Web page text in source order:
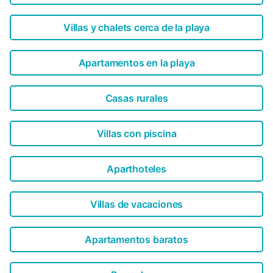
Villas y chalets cerca de la playa
Apartamentos en la playa
Casas rurales
Villas con piscina
Aparthoteles
Villas de vacaciones
Apartamentos baratos